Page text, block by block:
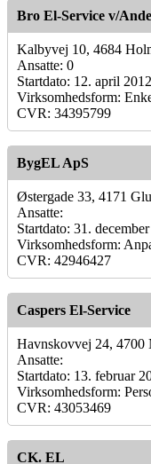
Bro El-Service v/
Kalbyvej 10, 4684
Ansatte: 0
Startdato: 12. april
Virksomhedsform:
CVR: 34395799
BygEL ApS
Østergade 33, 4171
Ansatte:
Startdato: 31.
Virksomhedsform:
CVR: 42946427
Caspers El-Service
Havnskovvej 24, 4700
Ansatte:
Startdato: 13. februar
Virksomhedsform:
CVR: 43053469
CK. EL